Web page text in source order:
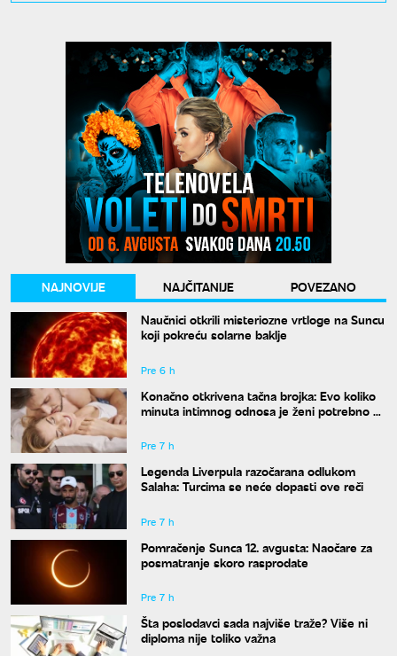
NAJNOVIJE NAJČITANIJE
POVEZANO
Naučnici otkrili misteriozne vrtloge na Suncu
koji pokreću solarne baklje
Pre 6 h
Konačno otkrivena tačna brojka: Evo koliko
minuta intimnog odnosa je ženi potrebno da
Pre 7 h
Legenda Liverpula razočarana odlukom
Salaha: Turcima se neće dopasti ove reči
Pre 7 h
Pomračenje Sunca 12. avgusta: Naočare za
posmatranje skoro rasprodate
Pre 7 h
Šta poslodavci sada najviše traže? Više ni
diploma nije toliko važna